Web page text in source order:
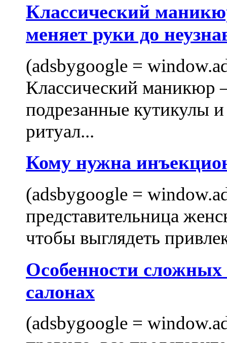
Классический
меняет руки до
(adsbygoogle =
Классический маникюр
подрезанные кутикулы
ритуал...
Кому нужна
(adsbygoogle =
представительница
чтобы выглядеть
Особенности
салонах
(adsbygoogle =